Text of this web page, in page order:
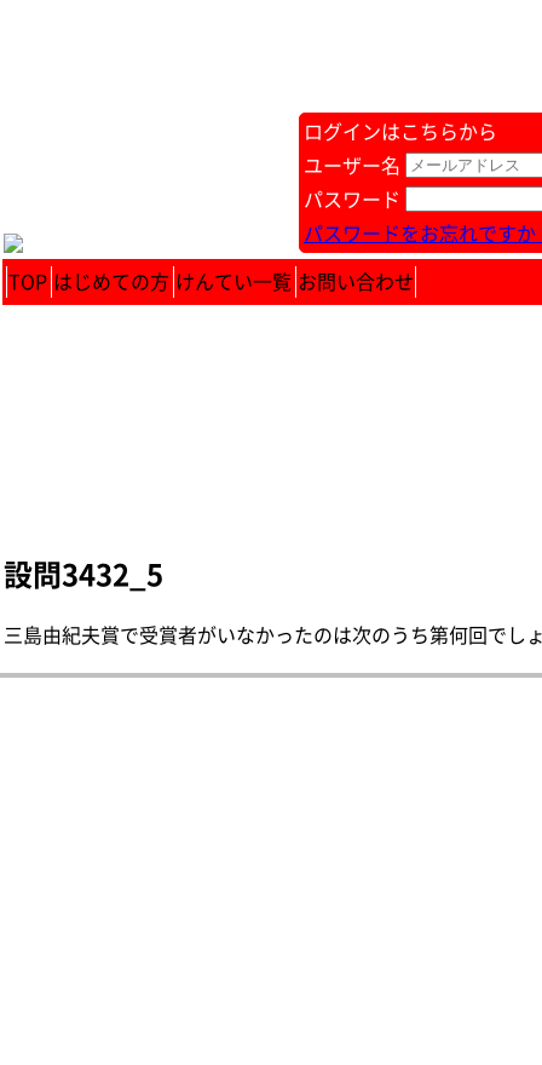
ログインはこちらから
ユーザー名
パスワード
パスワードをお忘れですか
TOP はじめての方 けんてい一覧 お問い合わせ
設問3432_5
三島由紀夫賞で受賞者がいなかったのは次のうち第何回でし